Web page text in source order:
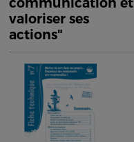
valoriser ses
actions"